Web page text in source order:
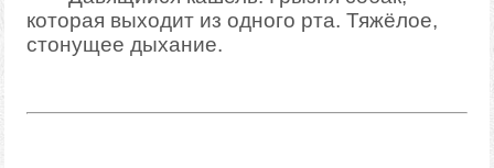
которая выходит из одного рта. Тяжёлое,
стонущее дыхание.